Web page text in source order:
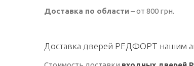
Доставка по области– от 800 грн.
Доставка дверей РЕДФОРТ нашим